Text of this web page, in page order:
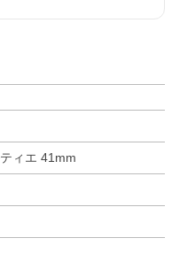
ィエ 41mm